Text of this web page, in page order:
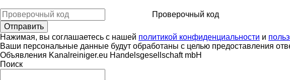
Проверочный код
Нажимая, вы соглашаетесь с нашей политикой конфиденциальности и
Ваши персональные данные будут обработаны с целью предоставления
Объявления Kanalreiniger.eu Handelsgesellschaft mbH
Поиск